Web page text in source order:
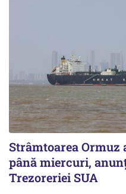
Strâmtoarea Ormuz
până miercuri,
Trezoreriei SUA